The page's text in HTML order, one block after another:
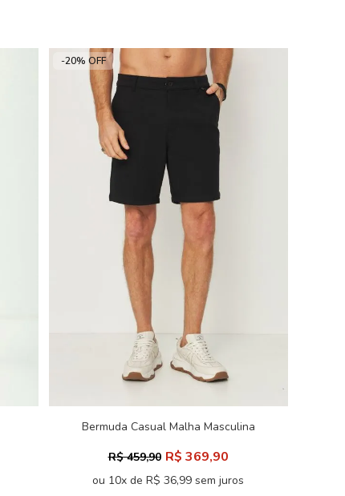
-20% OFF
Bermuda Casual Malha Masculina
R$ 459,90 R$ 369,90
ou 10x de R$ 36,99 sem juros